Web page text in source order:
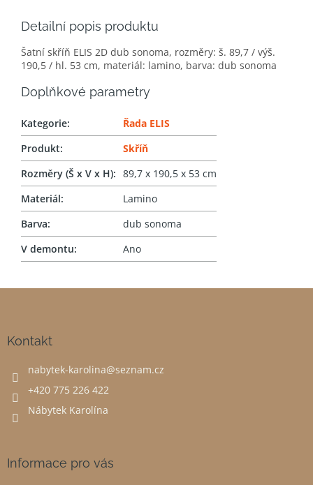
Detailní popis produktu
Šatní skříň ELIS 2D dub sonoma, rozměry: š. 89,7 / výš.
190,5 / hl. 53 cm, materiál: lamino, barva: dub sonoma
Doplňkové parametry
Kategorie:
Řada ELIS
Produkt:
Skříň
Rozměry (Š x V x H): 89,7 x 190,5 x 53 cm
Materiál:
Lamino
Barva:
dub sonoma
V demontu: Ano
Kontakt
nabytek-karolina@seznam.cz
+420 775 226 422
Nábytek Karolína
Informace pro vás